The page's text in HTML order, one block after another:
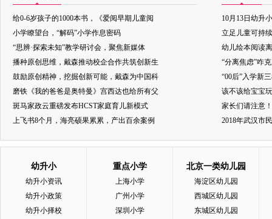
给0-6岁孩子的1000本书，《爱阅早期儿童阅
小学瞭望台，“解码”小学作息密码
“思辨·探索未知”教学研讨会，聚焦新媒体
播种原创思维，戴森推动校企合作共筑创新生
鼓励原创精神，挖掘创新可能，戴森为中国科
磨铁《我的爸爸是奥特曼》宫西达也给所有父
斑马家政云重磅发布HCST家庭育儿新模式
上飞书8个月，海亮硕果累累，产出百余案例
10月13日幼升
立足儿童可持
幼儿绘本阅读
“分离焦虑”咋
“00后”入学新
该不该给宝宝
家长们请注意
2018年武汉市
幼升小
幼升小资讯
幼升小政策
幼升小择校
重点小学
上海小学
广州小学
深圳小学
北京一类幼儿园
海淀区幼儿园
西城区幼儿园
东城区幼儿园